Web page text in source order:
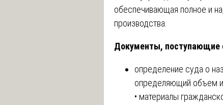
обеспечивающая полное и
производства.
Документы, поступающие
определение суда о
определяющий объем и
• материалы